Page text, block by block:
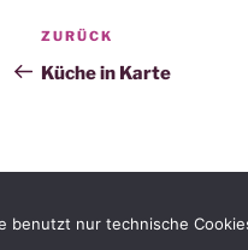
Vorheriger
Beitrag
ZURÜCK
Küche in Karte
benutzt nur technische